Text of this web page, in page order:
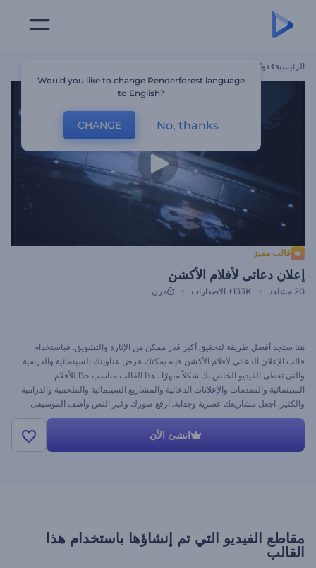
الرئيسية قوالب
قالب مميز
إعلان دعائى لأفلام الأكشن
20 مشاهد 133K+ الاصدارات مرن
هنا ستجد أفضل طريقة لتحقيق أكبر قدر ممكن من الإثارة والتشويق. فباستخدام
قالب الإعلان الدعائى لأفلام الأكشن فإنه يمكنك عرض عناوينك السينمائية والدرامية
والتى تعطى الفيديو الخاص بك شكلاً مبهرًا . هذا القالب مناسب جدًا للأفلام
السينمائية والمقدمات والإعلانات الدعائية والمشاريع السينمائية والملحمية والدرامية
والكثير. اجعل مشاريعك عصرية وجذابة. ارفع صورك وغير النص وأضف الموسيقى
واضغط على استعراض. جرب ذلك مع رندرفورست مجانًا
انشئ الأن
مقاطع الفيديو التي تم إنشاؤها باستخدام هذا
القالب
Would you like to change Renderforest language
to English?
CHANGE No, thanks